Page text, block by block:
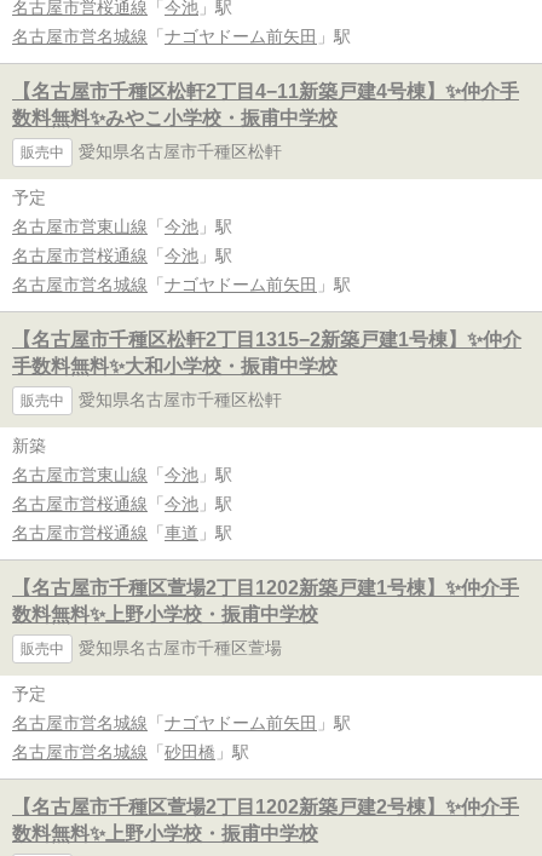
名古屋市営桜通線 「 今池 」駅
名古屋市営名城線 「 ナゴヤドーム前矢田 」駅
【名古屋市千種区松軒2丁目4−11新築戸建4号棟】✨️仲介手
数料無料✨️みやこ小学校・振甫中学校
販売中 愛知県名古屋市千種区松軒
予定
名古屋市営東山線 「 今池 」駅
名古屋市営桜通線 「 今池 」駅
名古屋市営名城線 「 ナゴヤドーム前矢田 」駅
【名古屋市千種区松軒2丁目1315−2新築戸建1号棟】✨️仲介
手数料無料✨️大和小学校・振甫中学校
販売中 愛知県名古屋市千種区松軒
新築
名古屋市営東山線 「 今池 」駅
名古屋市営桜通線 「 今池 」駅
名古屋市営桜通線 「 車道 」駅
【名古屋市千種区萱場2丁目1202新築戸建1号棟】✨️仲介手
数料無料✨️上野小学校・振甫中学校
販売中 愛知県名古屋市千種区萱場
予定
名古屋市営名城線 「 ナゴヤドーム前矢田 」駅
名古屋市営名城線 「 砂田橋 」駅
【名古屋市千種区萱場2丁目1202新築戸建2号棟】✨️仲介手
数料無料✨️上野小学校・振甫中学校